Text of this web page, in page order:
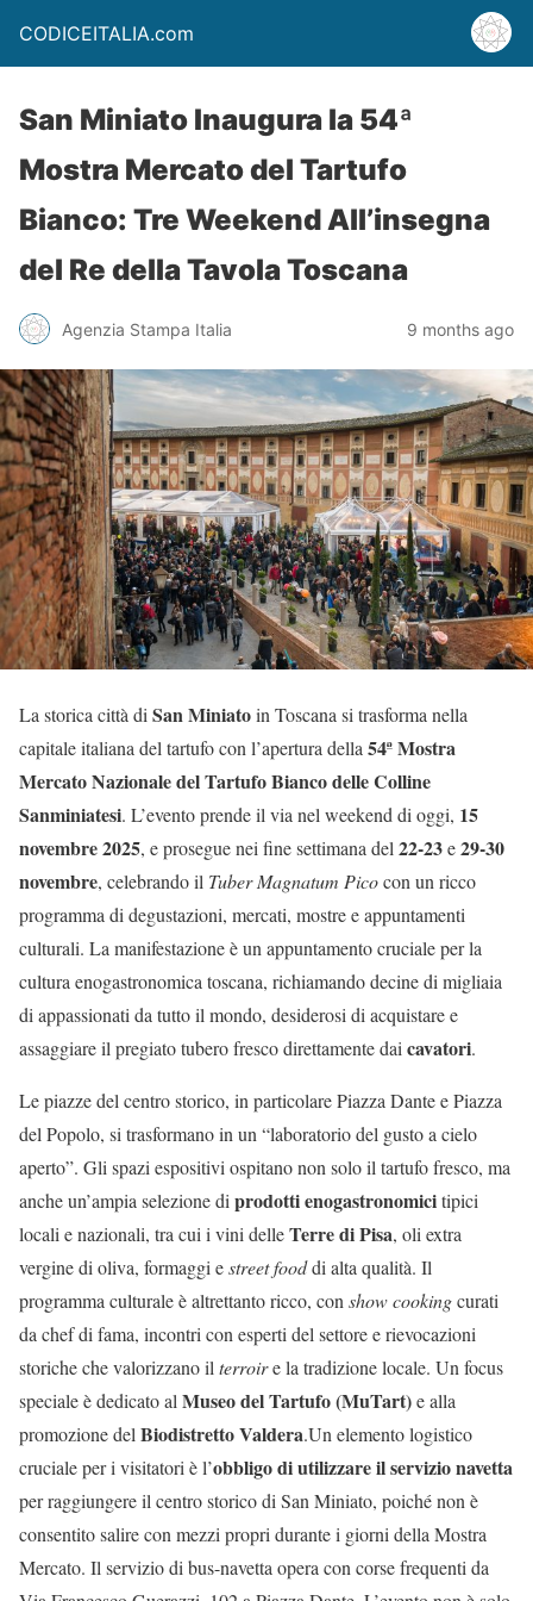
CODICEITALIA.com
San Miniato Inaugura la 54ª
Mostra Mercato del Tartufo
Bianco: Tre Weekend All’insegna
del Re della Tavola Toscana
Agenzia Stampa Italia 9 months ago
La storica città diSan Miniatoin Toscana si trasforma nella
capitale italiana del tartufo con l’apertura della54ª Mostra
Mercato Nazionale del Tartufo Bianco delle Colline
Sanminiatesi. L’evento prende il via nel weekend di oggi, 15
novembre 2025, e prosegue nei fine settimana del22-23e29-30
novembre, celebrando il Tuber Magnatum Picocon un ricco
programma di degustazioni, mercati, mostre e appuntamenti
culturali. La manifestazione è un appuntamento cruciale per la
cultura enogastronomica toscana, richiamando decine di migliaia
di appassionati da tutto il mondo, desiderosi di acquistare e
assaggiare il pregiato tubero fresco direttamente daicavatori.
Le piazze del centro storico, in particolare Piazza Dante e Piazza
del Popolo, si trasformano in un “laboratorio del gusto a cielo
aperto”. Gli spazi espositivi ospitano non solo il tartufo fresco, ma
anche un’ampia selezione diprodotti enogastronomicitipici
locali e nazionali, tra cui i vini delleTerre di Pisa, oli extra
vergine di oliva, formaggi estreet fooddi alta qualità. Il
programma culturale è altrettanto ricco, conshow cookingcurati
da chef di fama, incontri con esperti del settore e rievocazioni
storiche che valorizzano ilterroire la tradizione locale. Un focus
speciale è dedicato alMuseo del Tartufo (MuTart)e alla
promozione delBiodistretto Valdera.Un elemento logistico
cruciale per i visitatori è l’obbligo di utilizzare il servizio navetta
per raggiungere il centro storico di San Miniato, poiché non è
consentito salire con mezzi propri durante i giorni della Mostra
Mercato. Il servizio di bus-navetta opera con corse frequenti da